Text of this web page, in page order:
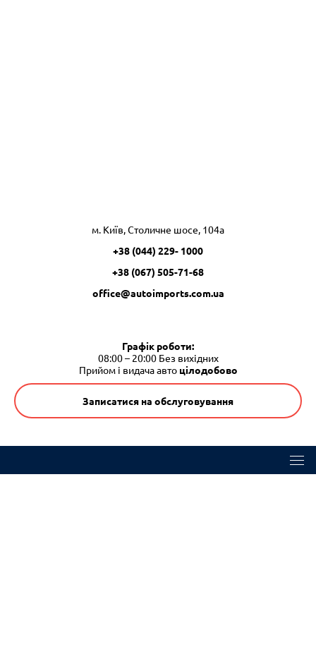
м. Київ, Столичне шосе, 104а
+38 (044) 229- 1000
+38 (067) 505-71-68
office@autoimports.com.ua
Графік роботи:
08:00 – 20:00 Без вихідних
Прийом і видача авто цілодобово
Записатися на обслуговування